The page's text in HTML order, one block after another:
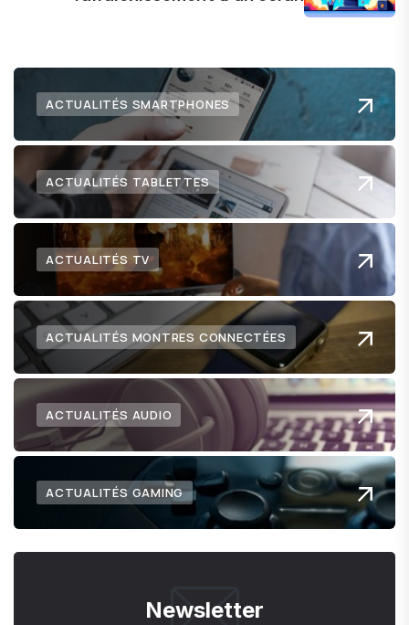
ACTUALITÉS SMARTPHONES
ACTUALITÉS TABLETTES
ACTUALITÉS TV
ACTUALITÉS MONTRES CONNECTÉES
ACTUALITÉS AUDIO
ACTUALITÉS GAMING
Newsletter